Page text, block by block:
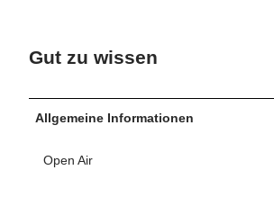
Gut zu wissen
Allgemeine Informationen
Open Air